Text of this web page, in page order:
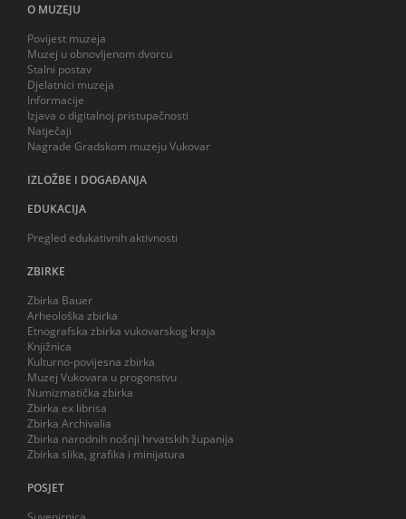
O MUZEJU
Povijest muzeja
Muzej u obnovljenom dvorcu
Stalni postav
Djelatnici muzeja
Informacije
Izjava o digitalnoj pristupačnosti
Natječaji
Nagrade Gradskom muzeju Vukovar
IZLOŽBE I DOGAĐANJA
EDUKACIJA
Pregled edukativnih aktivnosti
ZBIRKE
Zbirka Bauer
Arheološka zbirka
Etnografska zbirka vukovarskog kraja
Knjižnica
Kulturno-povijesna zbirka
Muzej Vukovara u progonstvu
Numizmatička zbirka
Zbirka ex librisa
Zbirka Archivalia
Zbirka narodnih nošnji hrvatskih županija
Zbirka slika, grafika i minijatura
POSJET